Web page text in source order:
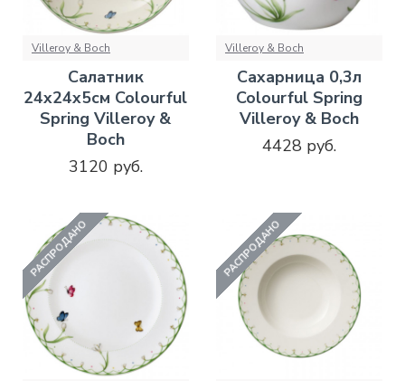
Villeroy & Boch
Салатник
24х24х5см Colourful
Spring Villeroy &
Boch
3120 руб.
Villeroy & Boch
Сахарница 0,3л
Colourful Spring
Villeroy & Boch
4428 руб.
РАСПРОДАНО РАСПРОДАНО